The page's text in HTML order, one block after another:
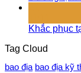
Khắc phục
Tag Cloud
bao địa bao địa kỹ